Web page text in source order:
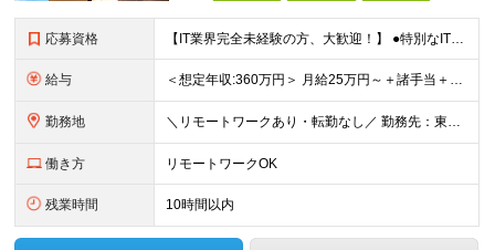
応募資格 【IT業界完全未経験の方、大歓迎！】 ●特別なITスキルや知識は一切不問です！ ※学歴不問 ～1つでも当てはまる方は大歓迎！～ ★「IT業界に興味があるけど知識がない」という方 ★「誰かに質問しやす
給与 ＜想定年収:360万円＞ 月給25万円～＋諸手当＋決算賞与＋寸志の計2回（住宅補助あり） ※経験・スキルを考慮の上決定 ※固定残業代（30時間分／4万8000円～）含む。超過分は別途全額支給 ※試用期
勤務地 ＼リモートワークあり・転勤なし／ 勤務先：東京都23区、神奈川県、千葉県、埼玉県の各プロジェクト先 ※リモートワーク可能ですが案件により変更の場合がございます。 ■本社 東京都豊島区南池袋1-16-
働き方 リモートワークOK
残業時間 10時間以内